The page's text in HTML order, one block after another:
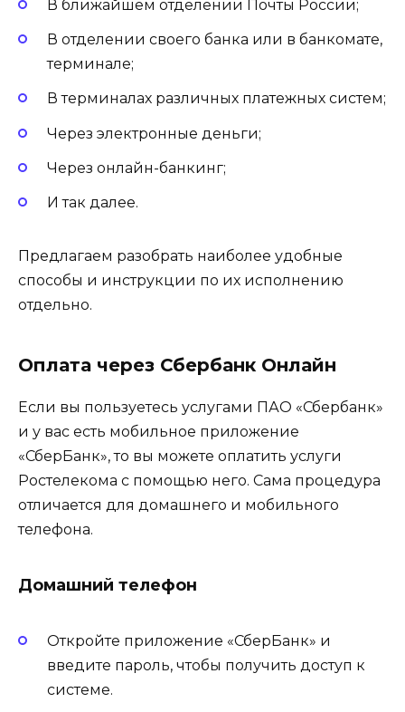
В ближайшем отделении Почты России;
В отделении своего банка или в банкомате,
терминале;
В терминалах различных платежных систем;
Через электронные деньги;
Через онлайн-банкинг;
И так далее.
Предлагаем разобрать наиболее удобные
способы и инструкции по их исполнению
отдельно.
Оплата через Сбербанк Онлайн
Если вы пользуетесь услугами ПАО «Сбербанк»
и у вас есть мобильное приложение
«СберБанк», то вы можете оплатить услуги
Ростелекома с помощью него. Сама процедура
отличается для домашнего и мобильного
телефона.
Домашний телефон
Откройте приложение «СберБанк» и
введите пароль, чтобы получить доступ к
системе.